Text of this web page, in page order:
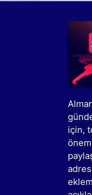
için,